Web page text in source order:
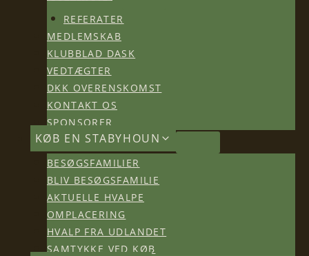
REFERATER
MEDLEMSKAB
KLUBBLAD DASK
VEDTÆGTER
DKK OVERENSKOMST
KONTAKT OS
SPONSORER
KØB EN STABYHOUN
BESØGSFAMILIER
BLIV BESØGSFAMILIE
AKTUELLE HVALPE
OMPLACERING
HVALP FRA UDLANDET
SAMTYKKE VED KØB